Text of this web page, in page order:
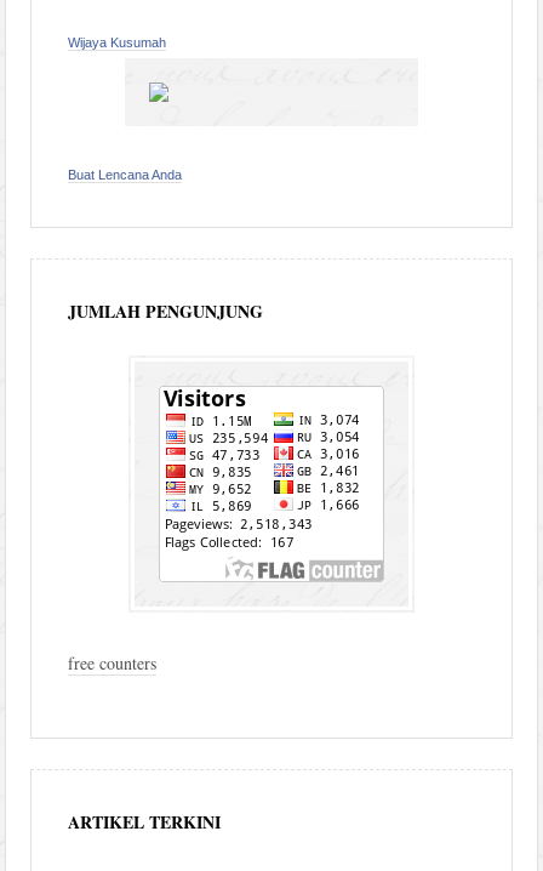
Wijaya Kusumah
Buat Lencana Anda
JUMLAH PENGUNJUNG
free counters
ARTIKEL TERKINI